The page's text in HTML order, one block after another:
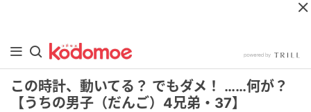
この時計、動いてる？ でもダメ！ ……何が？
【うちの男子（だんご）4兄弟・37】